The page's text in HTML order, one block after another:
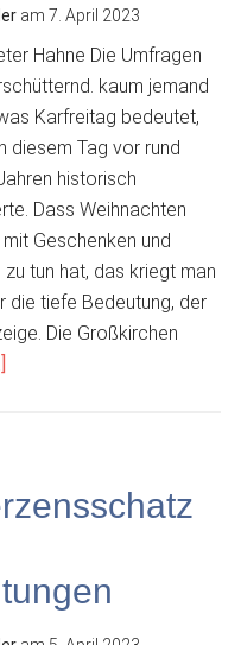
am7. April 2023
Hahne Die Umfragen
kaum jemand
Karfreitag bedeutet,
diesem Tag vor rund
historisch
Dass Weihnachten
Geschenken und
tun hat, das kriegt man
die tiefe Bedeutung, der
Die Großkirchen
Gott
kann
vor